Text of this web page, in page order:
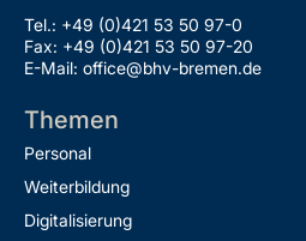
Tel.: +49 (0)421 53 50 97-0
Fax: +49 (0)421 53 50 97-20
E-Mail: office@bhv-bremen.de
Themen
Personal
Weiterbildung
Digitalisierung